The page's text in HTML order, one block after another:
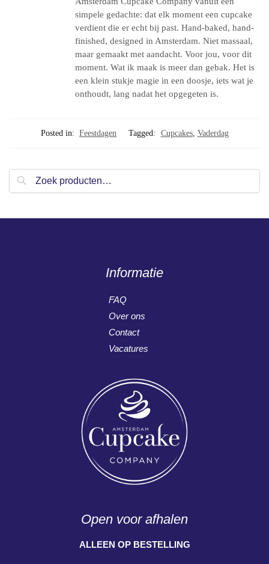
simpele gedachte: dat elk moment een cupcake
verdient die er echt bij past. Hand-baked, hand-
finished, designed in Amsterdam. Niet massaal,
maar gemaakt met aandacht. Voor jou, voor dit
moment. Wat ik maak is meer dan gebak. Het is
een klein stukje magie in een doosje, iets wat je
onthoudt, lang nadat het opgegeten is.
Posted in: Feestdagen Tagged: Cupcakes, Vaderdag
Informatie
FAQ
Over ons
Contact
Vacatures
Open voor afhalen
ALLEEN OP BESTELLING